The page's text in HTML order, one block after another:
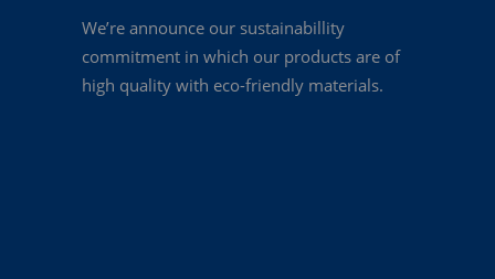
We’re announce our sustainabillity
commitment in which our products are of
high quality with eco-friendly materials.